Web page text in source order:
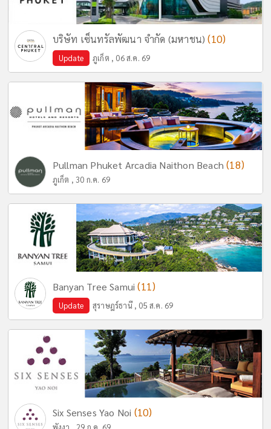
บริษัท เซ็นทรัลพัฒนา จำกัด (มหาชน)(10)
Update ภูเก็ต , 06 ส.ค. 69
Pullman Phuket Arcadia Naithon Beach(18)
ภูเก็ต , 30 ก.ค. 69
Banyan Tree Samui(11)
Update สุราษฎร์ธานี , 05 ส.ค. 69
Six Senses Yao Noi (10)
พังงา , 29 ก.ค. 69